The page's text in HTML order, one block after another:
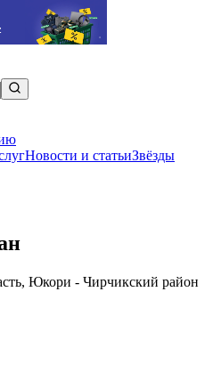
Новости и статьиЗвёзды
Юкори - Чирчикский район